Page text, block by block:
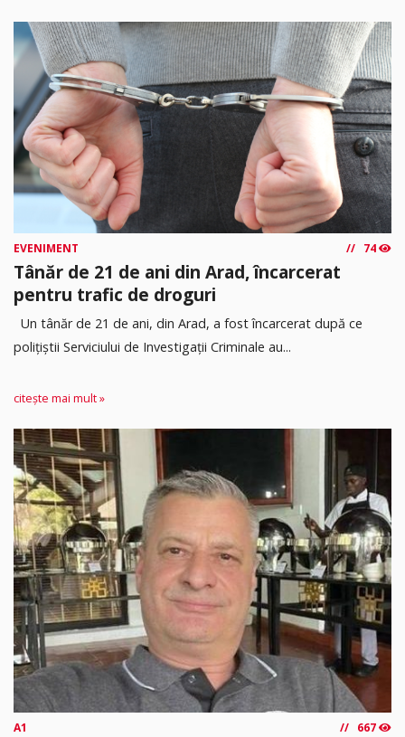
EVENIMENT 74
Tânăr de 21 de ani din Arad, încarcerat
pentru trafic de droguri
Un tânăr de 21 de ani, din Arad, a fost încarcerat după ce
polițiștii Serviciului de Investigații Criminale au...
citește mai mult »
A1 667